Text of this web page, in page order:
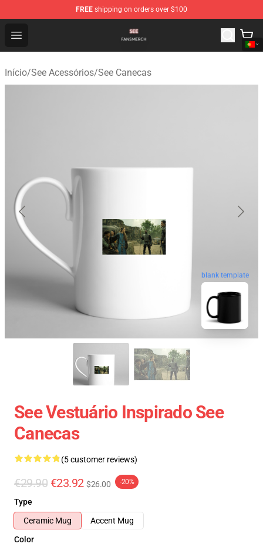
FREE shipping on orders over $100
Open menu
See Shop - Official See Merchandise Store
Início/See Acessórios/See Canecas
blank template
See Vestuário Inspirado See
Canecas
(5 customer reviews)
€29.90 €23.92 $26.00 -20%
Type
Ceramic Mug
Accent Mug
Color